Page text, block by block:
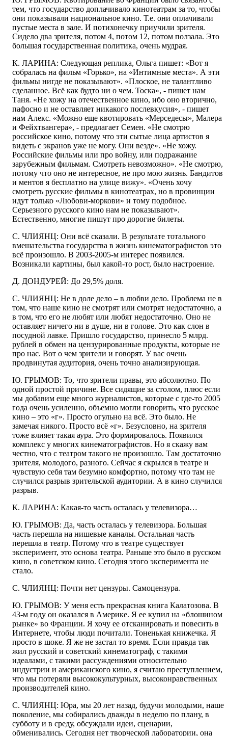
тем, что государство доплачивало кинотеатрам за то, чтобы
они показывали национальное кино. Т.е. они оплачивали
пустые места в зале. И потихонечку приучили зрителя.
Сидело два зрителя, потом 4, потом 12, потом ползала. Это
большая государственная политика, очень мудрая.
К. ЛАРИНА: Следующая реплика, Ольга пишет: «Вот я
собралась на фильм «Горько», на «Интимные места». А эти
фильмы нигде не показывают». «Плоское, не талантливо
сделанное. Всё как будто ни о чем. Тоска», - пишет нам
Таня. «Не хожу на отечественное кино, ибо оно вторично,
пафосно и не оставляет никакого послевкусия», - пишет
нам Алекс. «Можно еще квотировать «Мерседесы», Малера
и Фейхтвангера», - предлагает Семен. «Не смотрю
российское кино, потому что эти сытые лица артистов я
видеть с экранов уже не могу. Они везде». «Не хожу.
Российские фильмы или про войну, или подражание
зарубежным фильмам. Смотреть невозможно». «Не смотрю,
потому что оно не интересное, не про мою жизнь. Бандитов
и ментов я бесплатно на улице вижу». «Очень хочу
смотреть русские фильмы в кинотеатрах, но в провинции
идут только «Любови-моркови» и тому подобное.
Серьезного русского кино нам не показывают».
Естественно, многие пишут про дорогие билеты.
С. ЧЛИЯНЦ: Они всё сказали. В результате тотального
вмешательства государства в жизнь кинематографистов это
всё произошло. В 2003-2005-м интерес появился.
Возникали картины, был какой-то рост, было настроение.
Д. ДОНДУРЕЙ: До 29,5% доля.
С. ЧЛИЯНЦ: Не в доле дело – в любви дело. Проблема не в
том, что наше кино не смотрят или смотрят недостаточно, а
в том, что его не любят или любят недостаточно. Оно не
оставляет ничего ни в душе, ни в голове. Это как слон в
посудной лавке. Пришло государство, принесло 5 млрд.
рублей в обмен на цензурированные продукты, которые не
про нас. Вот о чем зрители и говорят. У вас очень
продвинутая аудитория, очень точно анализирующая.
Ю. ГРЫМОВ: То, что зрители правы, это абсолютно. По
одной простой причине. Все сидящие за столом, плюс если
мы добавим еще много журналистов, которые с где-то 2005
года очень усиленно, объемно могли говорить, что русское
кино – это «г». Просто огульно на всё. Это было. Не
замечая никого. Просто всё «г». Безусловно, на зрителя
тоже влияет такая аура. Это формировалось. Появился
комплекс у многих кинематографистов. Но я скажу вам
честно, что с театром такого не произошло. Там достаточно
зрителя, молодого, разного. Сейчас я скрылся в театре и
чувствую себя там безумно комфортно, потому что там не
случился разрыв зрительской аудитории. А в кино случился
разрыв.
К. ЛАРИНА: Какая-то часть осталась у телевизора…
Ю. ГРЫМОВ: Да, часть осталась у телевизора. Большая
часть перешла на нишевые каналы. Остальная часть
перешла в театр. Потому что в театре существует
эксперимент, это основа театра. Раньше это было в русском
кино, в советском кино. Сегодня этого эксперимента не
стало.
С. ЧЛИЯНЦ: Почти нет цензуры. Самоцензура.
Ю. ГРЫМОВ: У меня есть прекрасная книга Калатозова. В
43-м году он оказался в Америке. Я ее купил на «блошином
рынке» во Франции. Я хочу ее отсканировать и повесить в
Интернете, чтобы люди почитали. Тоненькая книжечка. Я
просто в шоке. Я же не застал то время. Если правда так
жил русский и советский кинематограф, с такими
идеалами, с такими рассуждениями относительно
индустрии и американского кино, я считаю преступлением,
что мы потеряли высококультурных, высоконравственных
производителей кино.
С. ЧЛИЯНЦ: Юра, мы 20 лет назад, будучи молодыми, наше
поколение, мы собирались дважды в неделю по плану, в
субботу и в среду, обсуждали идеи, сценарии,
обменивались. Сегодня нет творческой лаборатории, она